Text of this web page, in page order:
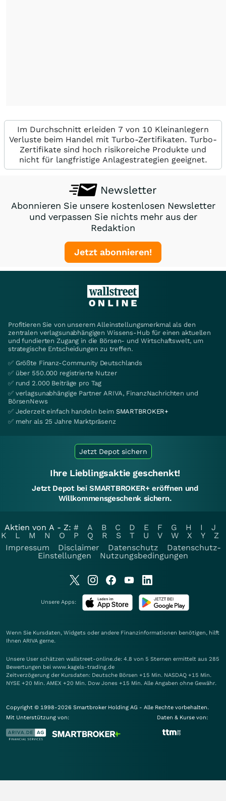
Im Durchschnitt erleiden 7 von 10 Kleinanlegern
Verluste beim Handel mit Turbo-Zertifikaten. Turbo-
Zertifikate sind hoch risikoreiche Produkte und
nicht für langfristige Anlagestrategien geeignet.
Newsletter
Abonnieren Sie unsere kostenlosen Newsletter
und verpassen Sie nichts mehr aus der
Redaktion
Jetzt abonnieren!
Profitieren Sie von unserem Alleinstellungsmerkmal als den
zentralen verlagsunabhängigen Wissens-Hub für einen aktuellen
und fundierten Zugang in die Börsen- und Wirtschaftswelt, um
strategische Entscheidungen zu treffen.
✅ Größte Finanz-Community Deutschlands
✅ über 550.000 registrierte Nutzer
✅ rund 2.000 Beiträge pro Tag
✅ verlagsunabhängige Partner ARIVA, FinanzNachrichten und
BörsenNews
✅ Jederzeit einfach handeln beim SMARTBROKER+
✅ mehr als 25 Jahre Marktpräsenz
Jetzt Depot sichern
Ihre Lieblingsaktie geschenkt!
Jetzt Depot bei SMARTBROKER+ eröffnen und
Willkommensgeschenk sichern.
Aktien von A - Z: # A B C D E F G H I
J
K
L M N O P Q R S T U V W X Y
Z
Impressum
Disclaimer Datenschutz
Datenschutz-
Einstellungen
Nutzungsbedingungen
Unsere Apps:
Wenn Sie Kursdaten, Widgets oder andere Finanzinformationen benötigen, hilft
Ihnen ARIVA gerne.
Unsere User schätzen wallstreet-online.de: 4.8 von 5 Sternen ermittelt aus 285
Bewertungen bei www.kagels-trading.de
Zeitverzögerung der Kursdaten: Deutsche Börsen +15 Min. NASDAQ +15 Min.
NYSE +20 Min. AMEX +20 Min. Dow Jones +15 Min. Alle Angaben ohne Gewähr.
Copyright © 1998-2026 Smartbroker Holding AG - Alle Rechte vorbehalten.
Mit Unterstützung von:
Daten & Kurse von: